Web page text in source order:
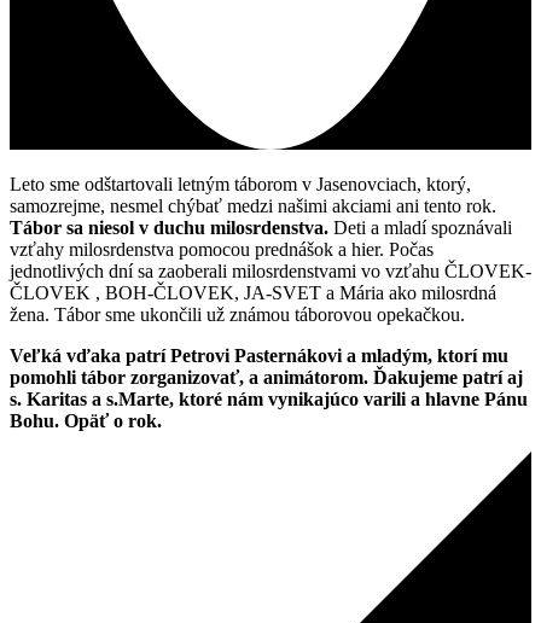
Leto sme odštartovali letným táborom v Jasenovciach, ktorý,
samozrejme, nesmel chýbať medzi našimi akciami ani tento rok.
Tábor sa niesol v duchu milosrdenstva. Deti a mladí spoznávali
vzťahy milosrdenstva pomocou prednášok a hier. Počas
jednotlivých dní sa zaoberali milosrdenstvami vo vzťahu ČLOVEK-
ČLOVEK , BOH-ČLOVEK, JA-SVET a Mária ako milosrdná
žena. Tábor sme ukončili už známou táborovou opekačkou.
Veľká vďaka patrí Petrovi Pasternákovi a mladým, ktorí mu
pomohli tábor zorganizovať, a animátorom. Ďakujeme patrí aj
s. Karitas a s.Marte, ktoré nám vynikajúco varili a hlavne Pánu
Bohu. Opäť o rok.